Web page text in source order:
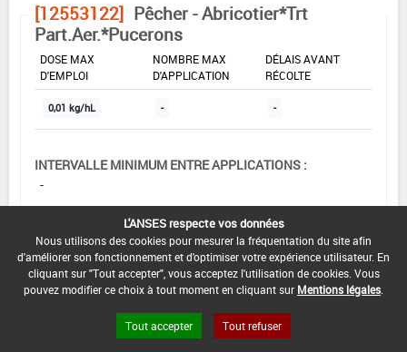
[12553122] Pêcher - Abricotier*Trt
Part.Aer.*Pucerons
DOSE MAX
D'EMPLOI
NOMBRE MAX
D'APPLICATION
DÉLAIS AVANT
RÉCOLTE
0,01 kg/hL - -
INTERVALLE MINIMUM ENTRE APPLICATIONS :
-
DATE DE RETRAIT DE L'USAGE :
-
DATE DE FIN DE DISTRIBUTION :
30/06/2006
DATE DE FIN D'UTILISATION :
L'ANSES respecte vos données
Nous utilisons des cookies pour mesurer la fréquentation du site afin
d'améliorer son fonctionnement et d'optimiser votre expérience utilisateur. En
cliquant sur "Tout accepter", vous acceptez l'utilisation de cookies. Vous
pouvez modifier ce choix à tout moment en cliquant sur Mentions légales
Tout accepter Tout refuser